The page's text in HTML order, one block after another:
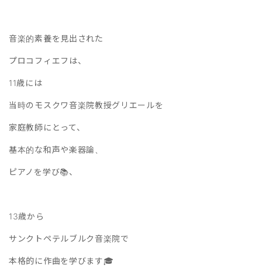
音楽的素養を見出された
プロコフィエフは、
11歳には
当時のモスクワ音楽院教授グリエールを
家庭教師にとって、
基本的な和声や楽器論、
ピアノを学び📚、
13歳から
サンクトペテルブルク音楽院で
本格的に作曲を学びます🎓